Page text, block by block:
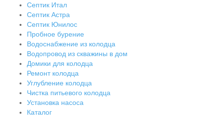
Септик Итал
Септик Астра
Септик Юнилос
Пробное бурение
Водоснабжение из колодца
Водопровод из скважины в дом
Домики для колодца
Ремонт колодца
Углубление колодца
Чистка питьевого колодца
Установка насоса
Каталог